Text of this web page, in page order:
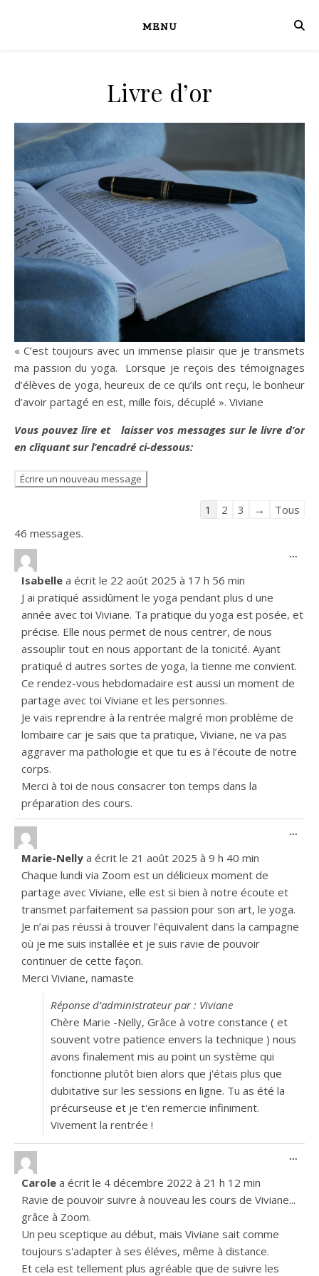
MENU
Livre d’or
« C’est toujours avec un immense plaisir que je transmets
ma passion du yoga. Lorsque je reçois des témoignages
d’élèves de yoga, heureux de ce qu’ils ont reçu, le bonheur
d’avoir partagé en est, mille fois, décuplé ». Viviane
Vous pouvez lire et laisser vos messages sur le livre d’or
en cliquant sur l’encadré ci-dessous:
Navigation dans la
1 2 3 →
Tous
46 messages.
Isabelle a écrit le 22 août 2025 à 17 h 56 min
J ai pratiqué assidûment le yoga pendant plus d une
année avec toi Viviane. Ta pratique du yoga est posée, et
précise. Elle nous permet de nous centrer, de nous
assouplir tout en nous apportant de la tonicité. Ayant
pratiqué d autres sortes de yoga, la tienne me convient.
Ce rendez-vous hebdomadaire est aussi un moment de
partage avec toi Viviane et les personnes.
Je vais reprendre à la rentrée malgré mon problème de
lombaire car je sais que ta pratique, Viviane, ne va pas
aggraver ma pathologie et que tu es à l’écoute de notre
corps.
Merci à toi de nous consacrer ton temps dans la
préparation des cours.
...
Marie-Nelly a écrit le 21 août 2025 à 9 h 40 min
Chaque lundi via Zoom est un délicieux moment de
partage avec Viviane, elle est si bien à notre écoute et
transmet parfaitement sa passion pour son art, le yoga.
Je n’ai pas réussi à trouver l’équivalent dans la campagne
où je me suis installée et je suis ravie de pouvoir
continuer de cette façon.
Merci Viviane, namaste
Réponse d’administrateur par : Viviane
Chère Marie -Nelly, Grâce à votre constance ( et
souvent votre patience envers la technique ) nous
avons finalement mis au point un système qui
fonctionne plutôt bien alors que j'étais plus que
dubitative sur les sessions en ligne. Tu as été la
précurseuse et je t'en remercie infiniment.
Vivement la rentrée !
...
Carole a écrit le 4 décembre 2022 à 21 h 12 min
Ravie de pouvoir suivre à nouveau les cours de Viviane...
grâce à Zoom.
Un peu sceptique au début, mais Viviane sait comme
toujours s'adapter à ses éléves, même à distance.
Et cela est tellement plus agréable que de suivre les
...